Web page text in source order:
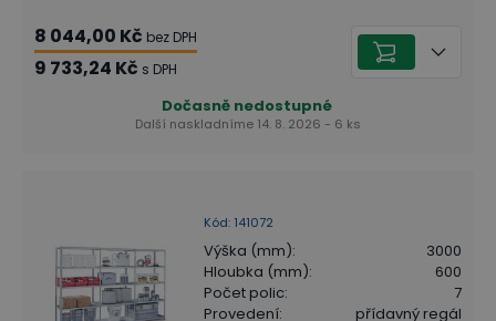
8 044,00 Kč bez DPH
9 733,24 Kč s DPH
Dočasně nedostupné
Další naskladníme 14. 8. 2026 - 6 ks
Kód: 141072
Výška (mm):
3000
Hloubka (mm):
600
Počet polic:
7
Provedení: přídavný regál